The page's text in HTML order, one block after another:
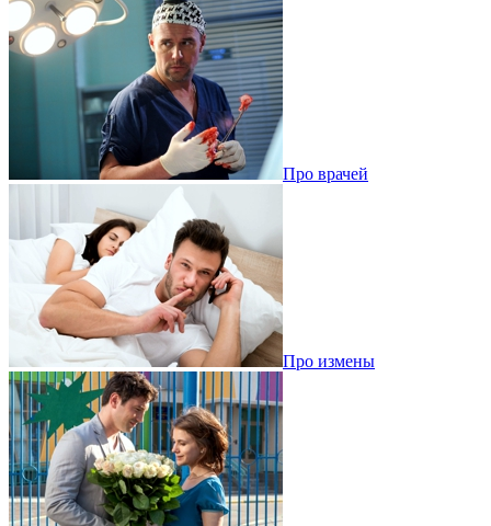
Про врачей
Про измены